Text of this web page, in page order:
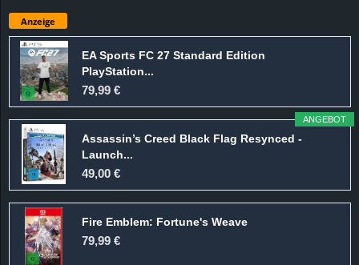
Anzeige
EA Sports FC 27 Standard Edition
PlayStation...
79,99 €
ANGEBOT
Assassin’s Creed Black Flag Resynced -
Launch...
49,00 €
Fire Emblem: Fortune's Weave
79,99 €